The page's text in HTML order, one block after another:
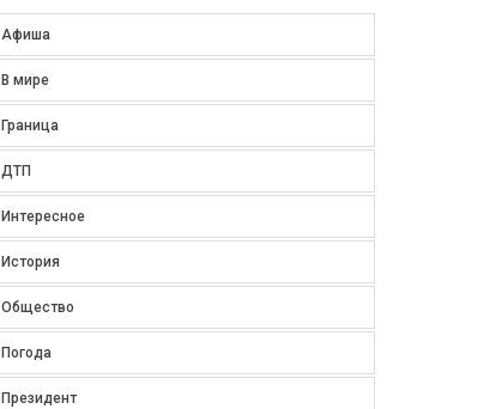
Афиша
В мире
Граница
ДТП
Интересное
История
Общество
Погода
Президент